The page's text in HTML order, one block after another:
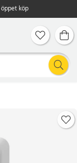
öppet köp